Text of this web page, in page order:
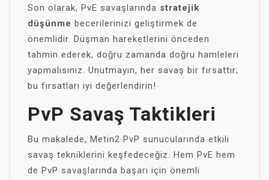
Son olarak, PvE savaşlarında stratejik
düşünme becerilerinizi geliştirmek de
önemlidir. Düşman hareketlerini önceden
tahmin ederek, doğru zamanda doğru hamleleri
yapmalısınız. Unutmayın, her savaş bir fırsattır;
bu fırsatları iyi değerlendirin!
PvP Savaş Taktikleri
Bu makalede, Metin2 PvP sunucularında etkili
savaş tekniklerini keşfedeceğiz. Hem PvE hem
de PvP savaşlarında başarı için önemli